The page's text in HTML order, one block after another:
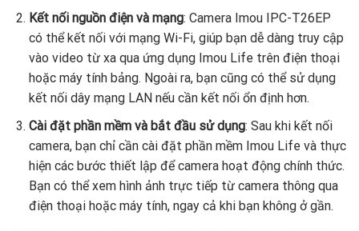
Kết nối nguồn điện và mạng: Camera Imou IPC-T26EP
có thể kết nối với mạng Wi-Fi, giúp bạn dễ dàng truy cập
vào video từ xa qua ứng dụng Imou Life trên điện thoại
hoặc máy tính bảng. Ngoài ra, bạn cũng có thể sử dụng
kết nối dây mạng LAN nếu cần kết nối ổn định hơn.
Cài đặt phần mềm và bắt đầu sử dụng: Sau khi kết nối
camera, bạn chỉ cần cài đặt phần mềm Imou Life và thực
hiện các bước thiết lập để camera hoạt động chính thức.
Bạn có thể xem hình ảnh trực tiếp từ camera thông qua
điện thoại hoặc máy tính, ngay cả khi bạn không ở gần.